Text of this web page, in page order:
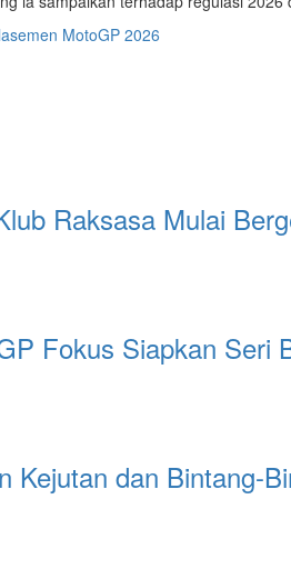
MotoGP 2026
Raksasa Mulai
Fokus Siapkan Seri
Kejutan dan Bintang-